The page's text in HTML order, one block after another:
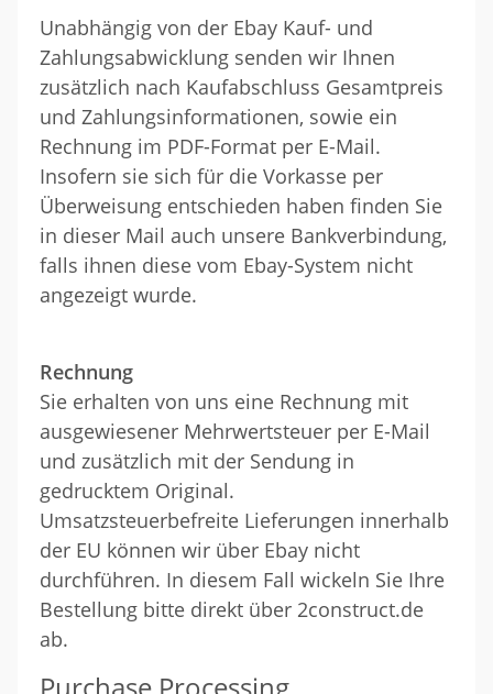
Unabhängig von der Ebay Kauf- und
Zahlungsabwicklung senden wir Ihnen
zusätzlich nach Kaufabschluss Gesamtpreis
und Zahlungsinformationen, sowie ein
Rechnung im PDF-Format per E-Mail.
Insofern sie sich für die Vorkasse per
Überweisung entschieden haben finden Sie
in dieser Mail auch unsere Bankverbindung,
falls ihnen diese vom Ebay-System nicht
angezeigt wurde.
Rechnung
Sie erhalten von uns eine Rechnung mit
ausgewiesener Mehrwertsteuer per E-Mail
und zusätzlich mit der Sendung in
gedrucktem Original.
Umsatzsteuerbefreite Lieferungen innerhalb
der EU können wir über Ebay nicht
durchführen. In diesem Fall wickeln Sie Ihre
Bestellung bitte direkt über 2construct.de
ab.